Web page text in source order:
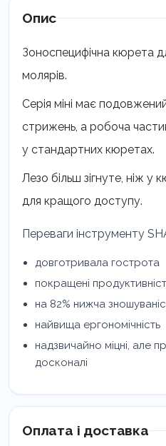
Опис
Зоноспецифічна кюрета
молярів.
Серія міні має
стрижень, а робоча
у стандартних кюретах.
Лезо більш зігнуте, ніж у
для кращого доступу.
Переваги інструменту
довготривала гострота
покращені
на 82% нижча
найвища ергономічність
надзвичайно міцні, але
досконалі
Оплата і доставка